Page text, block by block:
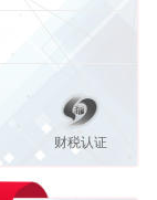
财税认证